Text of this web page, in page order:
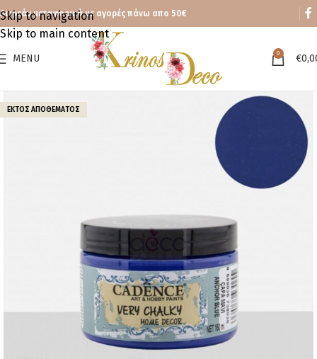
Skip to navigation
Skip to main content
Δωρεάν μεταφορικά με αγορές πάνω απο 50€
MENU 0 €
ΕΚΤΌΣ ΑΠΟΘΈΜΑΤΟΣ